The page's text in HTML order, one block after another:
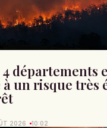
départements
un risque très
2026 10:02